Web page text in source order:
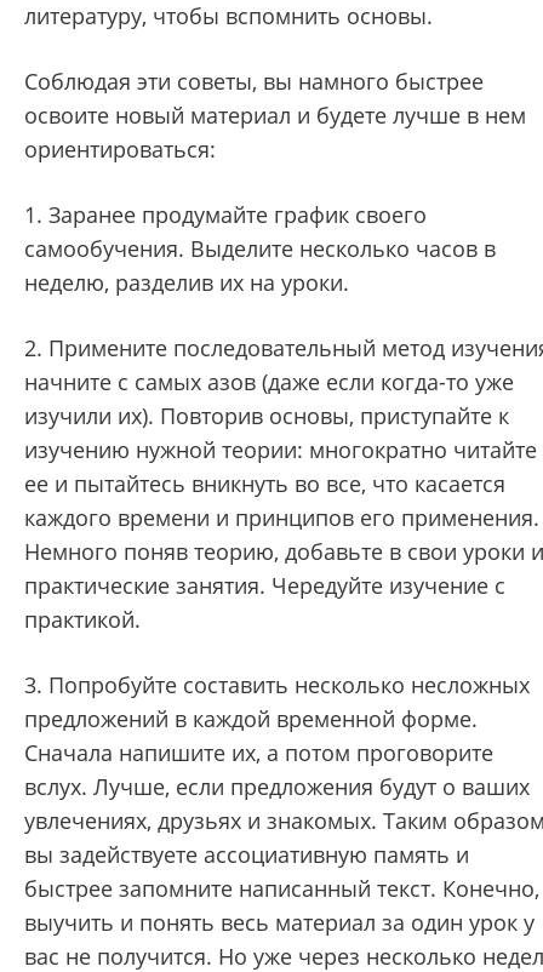
литературу, чтобы вспомнить основы.
Соблюдая эти советы, вы намного быстрее
освоите новый материал и будете лучше в нем
ориентироваться:
1. Заранее продумайте график своего
самообучения. Выделите несколько часов в
неделю, разделив их на уроки.
2. Примените последовательный метод
начните с самых азов (даже если когда-то уже
изучили их). Повторив основы, приступайте к
изучению нужной теории: многократно читайте
ее и пытайтесь вникнуть во все, что касается
каждого времени и принципов его применения.
Немного поняв теорию, добавьте в свои уроки и
практические занятия. Чередуйте изучение с
практикой.
3. Попробуйте составить несколько несложных
предложений в каждой временной форме.
Сначала напишите их, а потом проговорите
вслух. Лучше, если предложения будут о ваших
увлечениях, друзьях и знакомых. Таким
вы задействуете ассоциативную память и
быстрее запомните написанный текст. Конечно,
выучить и понять весь материал за один урок у
вас не получится. Но уже через несколько